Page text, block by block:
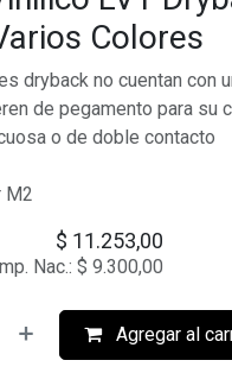
Colores
dryback no cuentan con
de pegamento para su
o de doble contacto
M2
$ 11.253,00
Nac.: $ 9.300,00
Agregar al